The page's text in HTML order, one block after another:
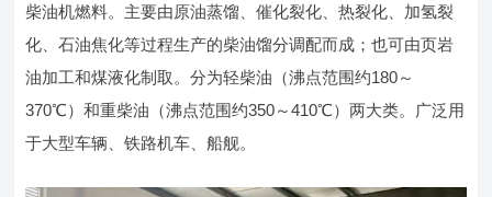
柴油机燃料。主要由原油蒸馏、催化裂化、热裂化、加氢裂
化、石油焦化等过程生产的柴油馏分调配而成；也可由页岩
油加工和煤液化制取。分为轻柴油（沸点范围约180～
370℃）和重柴油（沸点范围约350～410℃）两大类。广泛用
于大型车辆、铁路机车、船舰。